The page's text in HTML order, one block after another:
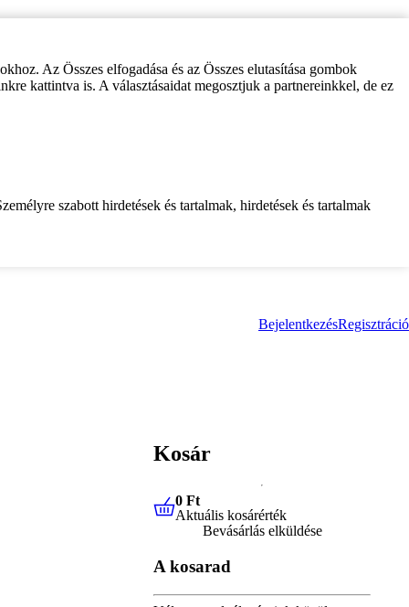
Az Összes elfogadása és az Összes elutasítása gombok
kattintva is. A választásaidat megosztjuk a partnereinkkel, de ez
szabott hirdetések és tartalmak, hirdetések és tartalmak
BejelentkezésRegisztráció
Kosár
0 FtAktuális kosárérték
0 Ft
Aktuális kosárérték
Bevásárlás elküldése
A kosarad